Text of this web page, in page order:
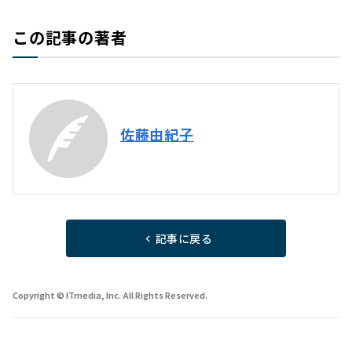
この記事の著者
佐藤由紀子
記事に戻る
Copyright © ITmedia, Inc. All Rights Reserved.